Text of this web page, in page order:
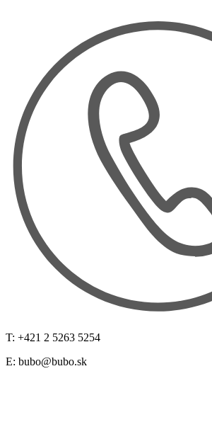
T: +421 2 5263 5254
E: bubo@bubo.sk